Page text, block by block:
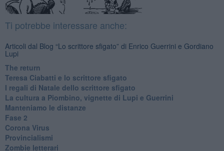
Ti potrebbe interessare anche:
Articoli dal Blog “Lo scrittore sfigato” di Enrico Guerrini e Gordiano
Lupi
The return
Teresa Ciabatti e lo scrittore sfigato
I regali di Natale dello scrittore sfigato
La cultura a Piombino, vignette di Lupi e Guerrini
Manteniamo le distanze
Fase 2
Corona Virus
Provincialismi
Zombie letterari